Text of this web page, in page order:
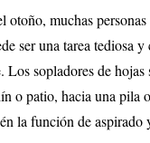
otoño, muchas
ser una tarea tediosa
Los sopladores de
o patio, hacia una pila
la función de